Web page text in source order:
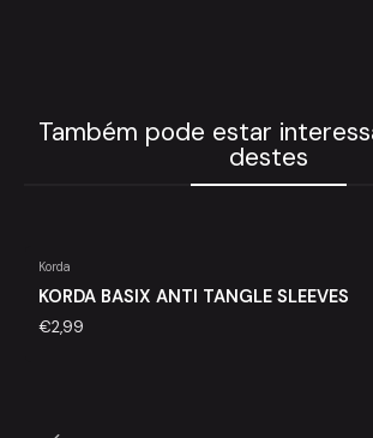
Também pode estar
destes
Korda
KORDA BASIX ANTI TANGLE SLEEVES
€2,99